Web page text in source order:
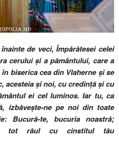
de veci, Împărătesei celei
cerului și a pământului, care a
biserica cea din Vlaherne și se
acesteia și noi, cu credință și cu
ei cel luminos. Iar tu, ca
izbăvește-ne pe noi din toate
Bucură-te, bucuria noastră;
tot răul cu cinstitul tău